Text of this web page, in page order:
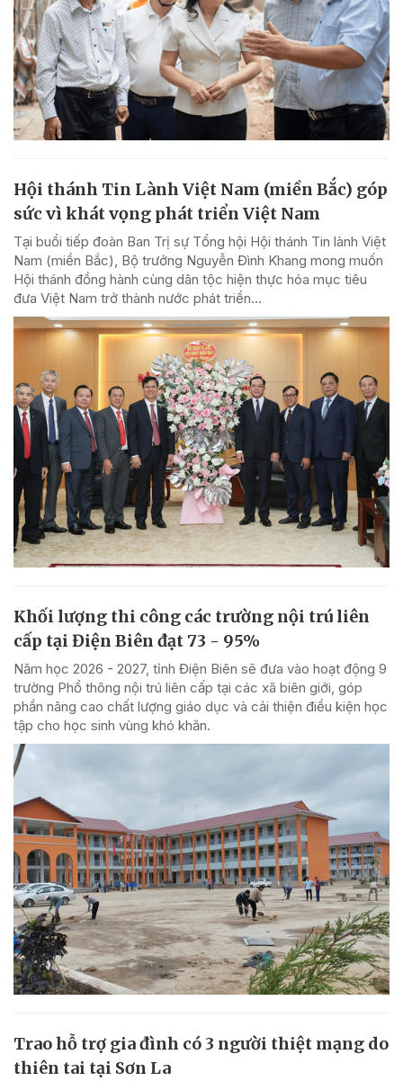
Hội thánh Tin Lành Việt Nam (miền Bắc) góp
sức vì khát vọng phát triển Việt Nam
Tại buổi tiếp đoàn Ban Trị sự Tổng hội Hội thánh Tin lành Việt
Nam (miền Bắc), Bộ trưởng Nguyễn Đình Khang mong muốn
Hội thánh đồng hành cùng dân tộc hiện thực hóa mục tiêu
đưa Việt Nam trở thành nước phát triển...
Khối lượng thi công các trường nội trú liên
cấp tại Điện Biên đạt 73 - 95%
Năm học 2026 - 2027, tỉnh Điện Biên sẽ đưa vào hoạt động 9
trường Phổ thông nội trú liên cấp tại các xã biên giới, góp
phần nâng cao chất lượng giáo dục và cải thiện điều kiện học
tập cho học sinh vùng khó khăn.
Trao hỗ trợ gia đình có 3 người thiệt mạng do
thiên tai tại Sơn La